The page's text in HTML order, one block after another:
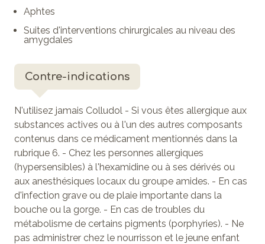
Aphtes
Suites d'interventions chirurgicales au niveau des
amygdales
Contre-indications
N'utilisez jamais Colludol - Si vous êtes allergique aux
substances actives ou à l'un des autres composants
contenus dans ce médicament mentionnés dans la
rubrique 6. - Chez les personnes allergiques
(hypersensibles) à l'hexamidine ou à ses dérivés ou
aux anesthésiques locaux du groupe amides. - En cas
d'infection grave ou de plaie importante dans la
bouche ou la gorge. - En cas de troubles du
métabolisme de certains pigments (porphyries). - Ne
pas administrer chez le nourrisson et le jeune enfant